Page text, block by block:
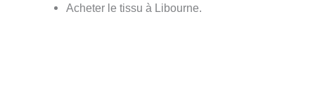
Acheter le tissu à Libourne.